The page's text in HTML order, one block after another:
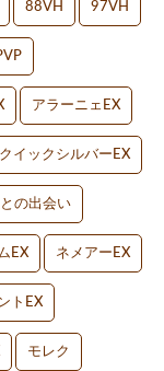
88VH 97VH
アラーニェEX
クイックシルバーEX
の出会い
EX ネメアーEX
トEX
モレク